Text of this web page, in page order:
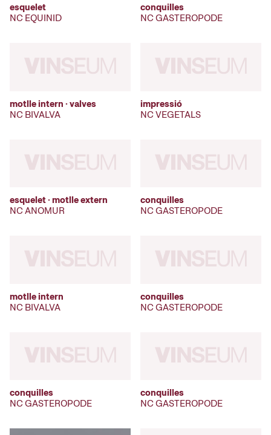
esquelet
NC EQUINID
conquilles
NC GASTEROPODE
motlle intern · valves
NC BIVALVA
impressió
NC VEGETALS
esquelet · motlle extern
NC ANOMUR
conquilles
NC GASTEROPODE
motlle intern
NC BIVALVA
conquilles
NC GASTEROPODE
conquilles
NC GASTEROPODE
conquilles
NC GASTEROPODE